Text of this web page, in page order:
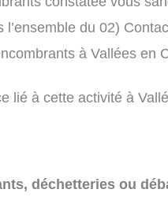
du 02)
à Vallées en
lié à cette activité à
déchetteries ou